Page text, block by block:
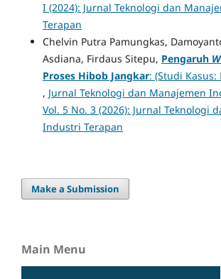
I (2024): Jurnal Teknologi dan
Terapan
Chelvin Putra Pamungkas,
Asdiana, Firdaus Sitepu, Pengaruh
Proses Hibob Jangkar: (Studi Kasus:
, Jurnal Teknologi dan Manajemen
Vol. 5 No. 3 (2026): Jurnal Teknologi
Industri Terapan
Make a Submission
Main Menu